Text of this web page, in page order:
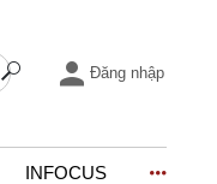
Đăng nhập
INFOCUS